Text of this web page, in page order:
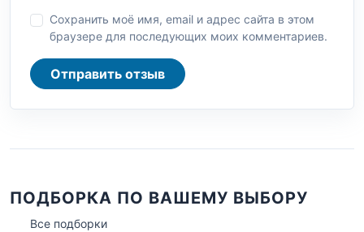
Сохранить моё имя, email и адрес сайта в этом
браузере для последующих моих комментариев.
Отправить отзыв
ПОДБОРКА ПО ВАШЕМУ ВЫБОРУ
Все подборки